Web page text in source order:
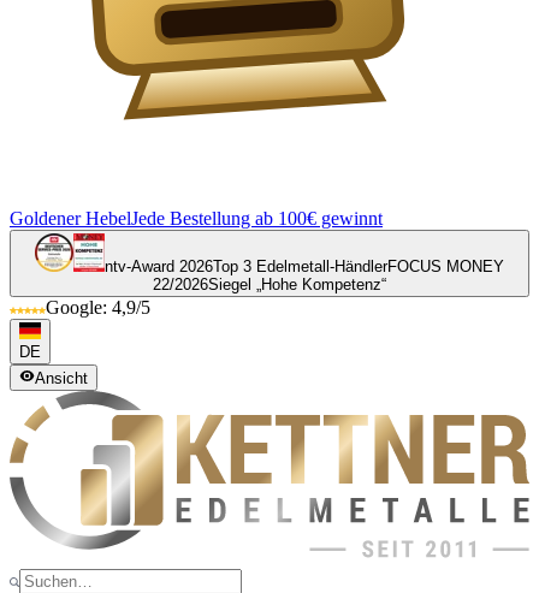
Goldener HebelJede Bestellung ab 100€ gewinnt
ntv-Award 2026Top 3 Edelmetall-HändlerFOCUS MONEY
22/2026Siegel „Hohe Kompetenz“
Google: 4,9/5
DE
Ansicht